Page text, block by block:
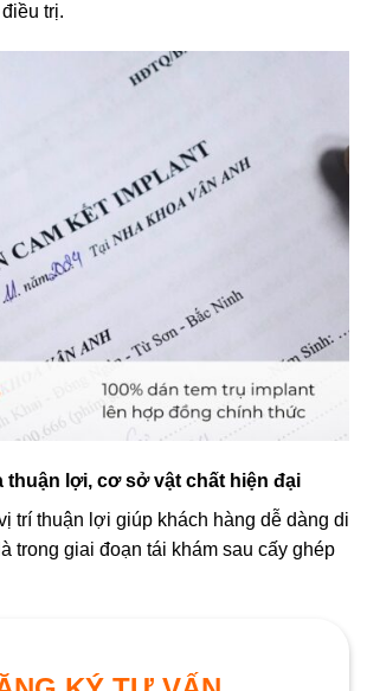
trị.
thuận lợi, cơ sở vật chất hiện đại
trí thuận lợi giúp khách hàng dễ dàng di
trong giai đoạn tái khám sau cấy ghép